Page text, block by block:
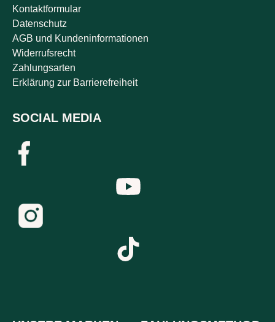
Kontaktformular
Datenschutz
AGB und Kundeninformationen
Widerrufsrecht
Zahlungsarten
Erklärung zur Barrierefreiheit
SOCIAL MEDIA